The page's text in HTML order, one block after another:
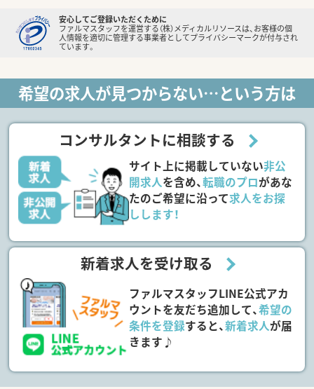
安心してご登録いただくために
ファルマスタッフを運営する（株）メディカルリソースは、お客様の個
人情報を適切に管理する事業者としてプライバシーマークが付与され
ています。
希望の求人が見つからない…という方は
コンサルタントに相談する
サイト上に掲載していない非公
開求人を含め、転職のプロがあな
たのご希望に沿って求人をお探
しします！
新着求人を受け取る
ファルマスタッフLINE公式アカ
ウントを友だち追加して、希望の
条件を登録すると、新着求人が届
きます♪